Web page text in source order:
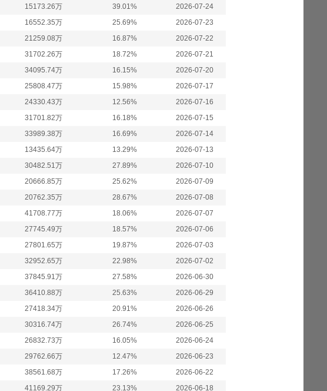
15173.26万 39.01%
2026-07-24
16552.35万 25.69%
2026-07-23
21259.08万 16.87%
2026-07-22
31702.26万 18.72%
2026-07-21
34095.74万 16.15%
2026-07-20
25808.47万 15.98%
2026-07-17
24330.43万 12.56%
2026-07-16
31701.82万 16.18%
2026-07-15
33989.38万 16.69%
2026-07-14
13435.64万 13.29%
2026-07-13
30482.51万 27.89%
2026-07-10
20666.85万 25.62%
2026-07-09
20762.35万 28.67%
2026-07-08
41708.77万 18.06%
2026-07-07
27745.49万 18.57%
2026-07-06
27801.65万 19.87%
2026-07-03
32952.65万 22.98%
2026-07-02
37845.91万 27.58%
2026-06-30
36410.88万 25.63%
2026-06-29
27418.34万 20.91%
2026-06-26
30316.74万 26.74%
2026-06-25
26832.73万 16.05%
2026-06-24
29762.66万 12.47%
2026-06-23
38561.68万 17.26%
2026-06-22
41169.29万 23.13%
2026-06-18